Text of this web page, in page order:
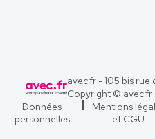
avec.fr - 105 bis rue
Copyright © avec.fr
Données
personnelles
Mentions
et CGU